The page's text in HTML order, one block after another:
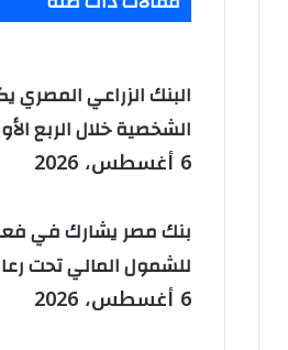
البنك الزراعي
الشخصية خلال الربع الأول
6 أغسطس، 2026
بنك مصر يشارك في
للشمول المالي تحت
6 أغسطس، 2026